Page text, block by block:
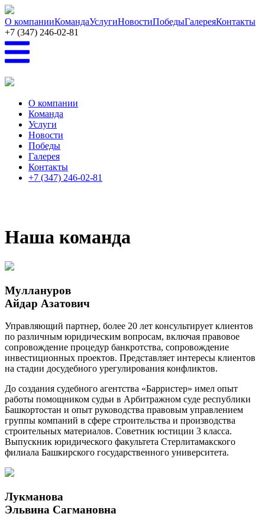
Перейти к основному содержанию
О компанииКомандаУслугиНовостиПобедыГалереяКонтакты
+7 (347) 246-02-81
О компании
Команда
Услуги
Новости
Победы
Галерея
Контакты
+7 (347) 246-02-81
Наша команда
Муллануров
Айдар Азатович
Управляющий партнер, более 20 лет консультирует клиентов
по различным юридическим вопросам, включая правовое
сопровождение процедур банкротства, сопровождение
инвестиционных проектов. Представляет интересы клиентов
на стадии досудебного урегулирования конфликтов.
До создания судебного агентства «Барристер» имел опыт
работы помощником судьи в Арбитражном суде республики
Башкортостан и опыт руководства правовым управлением
группы компаний в сфере строительства и производства
строительных материалов. Советник юстиции 3 класса.
Выпускник юридического факультета Стерлитамакского
филиала Башкирского государственного университета.
Лукманова
Эльвина Сагмановна